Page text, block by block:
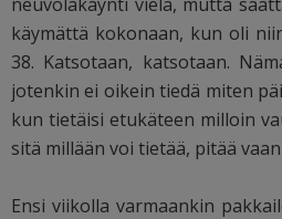
käymättä kokonaan, kun oli
38. Katsotaan, katsotaan.
jotenkin ei oikein tiedä miten
kun tietäisi etukäteen milloin
sitä millään voi tietää, pitää
Ensi viikolla varmaankin